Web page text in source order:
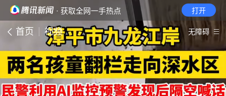
· 获取全网一手热点 打开
首页 视频 无障碍